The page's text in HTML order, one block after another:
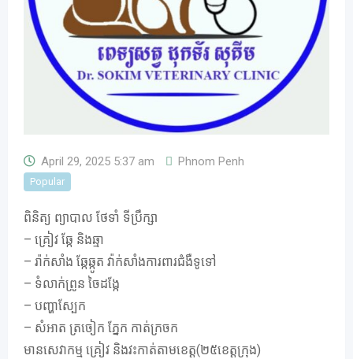
April 29, 2025 5:37 am Phnom Penh
Popular
ពិនិត្យ ព្យាបាល ថែទាំ ទីប្រឹក្សា
– គ្រៀវ ឆ្កែ និងឆ្មា
– រ៉ាក់សាំង ឆ្កែឆ្កូត វ៉ាក់សាំងការពារជំងឺទូទៅ
– ទំលាក់ព្រូន ចៃដង្កែ
– បញ្ហាស្បែក
– សំអាត ត្រចៀក ភ្នែក កាត់ក្រចក
មានសេវាកម្ម គ្រៀវ និងវះកាត់តាមខេត្ត(២៥ខេត្តក្រុង)